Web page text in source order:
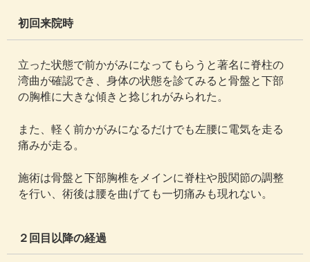
初回来院時
立った状態で前かがみになってもらうと著名に脊柱の
湾曲が確認でき、身体の状態を診てみると骨盤と下部
の胸椎に大きな傾きと捻じれがみられた。
また、軽く前かがみになるだけでも左腰に電気を走る
痛みが走る。
施術は骨盤と下部胸椎をメインに脊柱や股関節の調整
を行い、術後は腰を曲げても一切痛みも現れない。
２回目以降の経過